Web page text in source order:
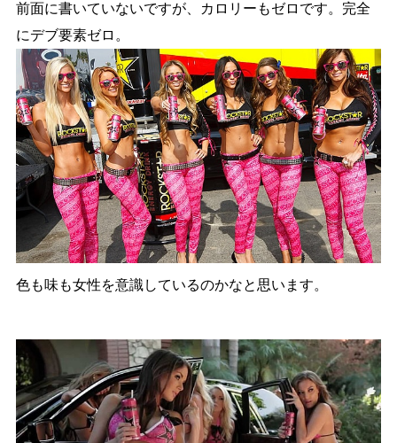
前面に書いていないですが、カロリーもゼロです。完全
にデブ要素ゼロ。
色も味も女性を意識しているのかなと思います。